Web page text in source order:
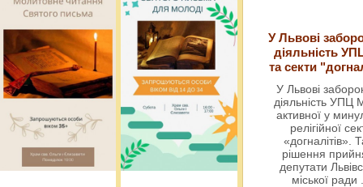
У Львові
діяльність
та секти
У Львові
діяльність УПЦ
активної у
релігійної
«догналітів».
рішення
депутати
міської ради